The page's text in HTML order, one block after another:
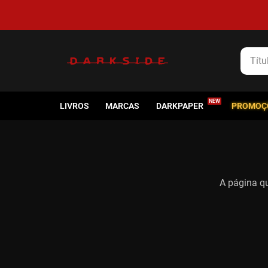
LIVROS MARCAS DARKPAPER
A página